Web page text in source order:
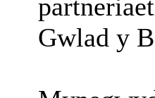
Gwlad y